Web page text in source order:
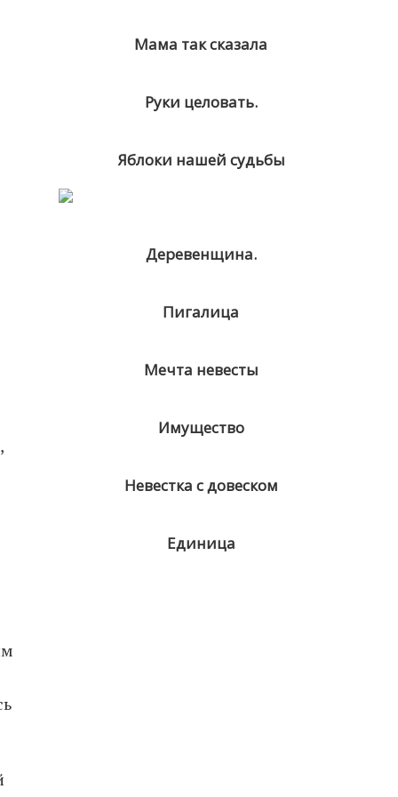
Мама так сказала
Руки целовать.
Яблоки нашей судьбы
Деревенщина.
Пигалица
Мечта невесты
Имущество
Невестка с довеском
Единица